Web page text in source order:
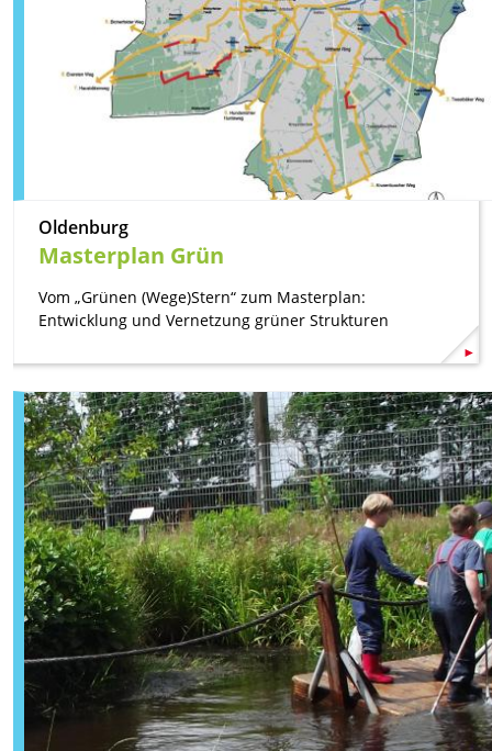
Oldenburg
Masterplan Grün
Vom „Grünen (Wege)Stern“ zum Masterplan:
Entwicklung und Vernetzung grüner Strukturen